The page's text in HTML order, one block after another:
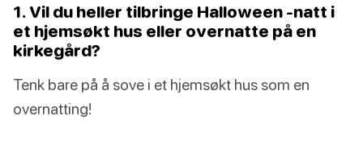
1. Vil du heller tilbringe Halloween -natt i
et hjemsøkt hus eller overnatte på en
kirkegård?
Tenk bare på å sove i et hjemsøkt hus som en
overnatting!